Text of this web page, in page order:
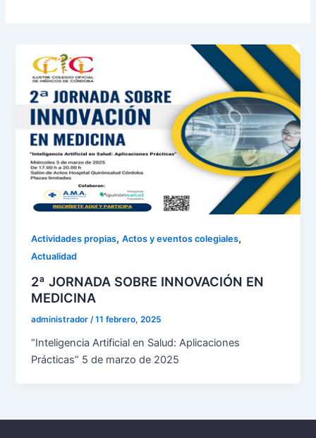
Actividades propias,Actos y eventos colegiales,
Actualidad
2ª JORNADA SOBRE INNOVACIÓN EN
MEDICINA
administrador/11 febrero, 2025
“Inteligencia Artificial en Salud: Aplicaciones
Prácticas” 5 de marzo de 2025